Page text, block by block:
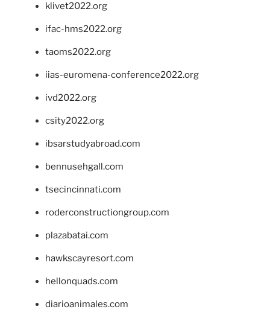
klivet2022.org
ifac-hms2022.org
taoms2022.org
iias-euromena-conference2022.org
ivd2022.org
csity2022.org
ibsarstudyabroad.com
bennusehgall.com
tsecincinnati.com
roderconstructiongroup.com
plazabatai.com
hawkscayresort.com
hellonquads.com
diarioanimales.com